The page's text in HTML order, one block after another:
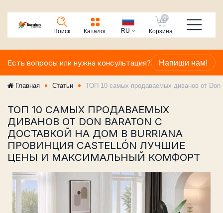
Поиск Каталог RU
0
Корзина
Есть вопросы или нужна консультация? Напиши нам!
Главная Статьи ТОП 10 самых продаваемых диванов от
ТОП 10 САМЫХ ПРОДАВАЕМЫХ
ДИВАНОВ ОТ DON BARATON С
ДОСТАВКОЙ НА ДОМ В BURRIANA
ПРОВИНЦИЯ CASTELLÓN ЛУЧШИЕ
ЦЕНЫ И МАКСИМАЛЬНЫЙ КОМФОРТ